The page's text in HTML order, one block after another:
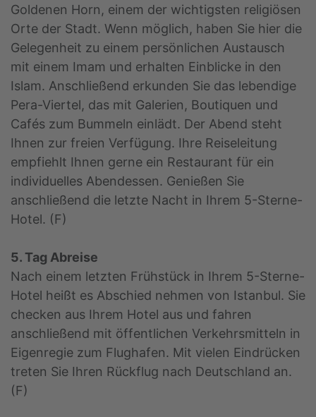
Goldenen Horn, einem der wichtigsten religiösen
Orte der Stadt. Wenn möglich, haben Sie hier die
Gelegenheit zu einem persönlichen Austausch
mit einem Imam und erhalten Einblicke in den
Islam. Anschließend erkunden Sie das lebendige
Pera-Viertel, das mit Galerien, Boutiquen und
Cafés zum Bummeln einlädt. Der Abend steht
Ihnen zur freien Verfügung. Ihre Reiseleitung
empfiehlt Ihnen gerne ein Restaurant für ein
individuelles Abendessen. Genießen Sie
anschließend die letzte Nacht in Ihrem 5-Sterne-
Hotel. (F)
5. Tag Abreise
Nach einem letzten Frühstück in Ihrem 5-Sterne-
Hotel heißt es Abschied nehmen von Istanbul. Sie
checken aus Ihrem Hotel aus und fahren
anschließend mit öffentlichen Verkehrsmitteln in
Eigenregie zum Flughafen. Mit vielen Eindrücken
treten Sie Ihren Rückflug nach Deutschland an.
(F)